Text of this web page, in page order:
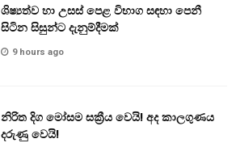
ශිෂ්‍යත්ව හා උසස් පෙළ විභාග සඳහා පෙනී
සිටින සිසුන්ට දැනුම්දීමක්
9 hours ago
නිරිත දිග මෝසම සක්‍රීය වෙයි! අද කාලගුණය
දරුණු වෙයි!